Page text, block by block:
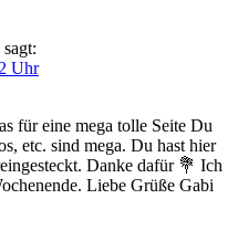
sagt:
Uhr
für eine mega tolle Seite Du
etc. sind mega. Du hast hier
Danke dafür 💐 Ich
Liebe Grüße Gabi